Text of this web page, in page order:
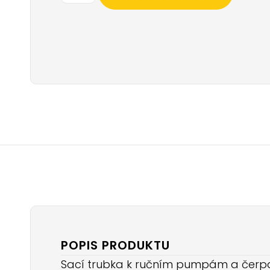
POPIS PRODUKTU
Sací trubka k ručním pumpám a